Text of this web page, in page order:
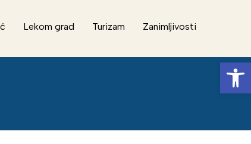
Lekom grad Turizam
Zanimljivosti